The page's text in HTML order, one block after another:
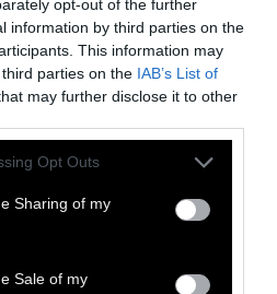
opt-out of the further
information by third parties on the
This information may
parties on the IAB’s List of
may further disclose it to other
Opt Outs
Sharing of my
Sale of my
στην προστασία της
των εργαζομένων,
τους ανισότητα και
στηρίζει την
τα κίνητρα για
να γεφυρωθεί το
μεταξύ των φύλων»
εργαζόμενη στην
μπορεί να κερδίζει τα